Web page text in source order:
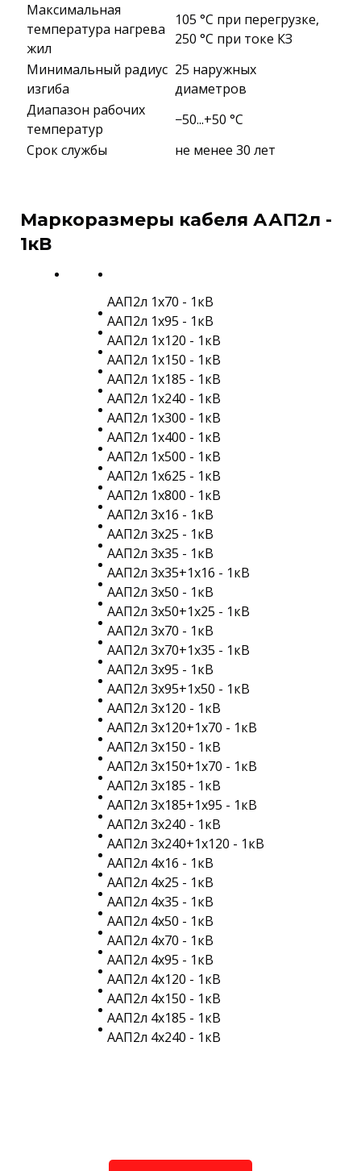
Максимальная
температура нагрева
жил
105 °C при перегрузке,
250 °C при токе КЗ
Минимальный радиус
изгиба
25 наружных
диаметров
Диапазон рабочих
температур
−50...+50 °C
Срок службы
не менее 30 лет
Маркоразмеры кабеля ААП2л -
1кВ
ААП2л 1х70 - 1кВ
ААП2л 1х95 - 1кВ
ААП2л 1х120 - 1кВ
ААП2л 1х150 - 1кВ
ААП2л 1х185 - 1кВ
ААП2л 1х240 - 1кВ
ААП2л 1х300 - 1кВ
ААП2л 1х400 - 1кВ
ААП2л 1х500 - 1кВ
ААП2л 1х625 - 1кВ
ААП2л 1х800 - 1кВ
ААП2л 3х16 - 1кВ
ААП2л 3х25 - 1кВ
ААП2л 3х35 - 1кВ
ААП2л 3х35+1х16 - 1кВ
ААП2л 3х50 - 1кВ
ААП2л 3х50+1х25 - 1кВ
ААП2л 3х70 - 1кВ
ААП2л 3х70+1х35 - 1кВ
ААП2л 3х95 - 1кВ
ААП2л 3х95+1х50 - 1кВ
ААП2л 3х120 - 1кВ
ААП2л 3х120+1х70 - 1кВ
ААП2л 3х150 - 1кВ
ААП2л 3х150+1х70 - 1кВ
ААП2л 3х185 - 1кВ
ААП2л 3х185+1х95 - 1кВ
ААП2л 3х240 - 1кВ
ААП2л 3х240+1х120 - 1кВ
ААП2л 4х16 - 1кВ
ААП2л 4х25 - 1кВ
ААП2л 4х35 - 1кВ
ААП2л 4х50 - 1кВ
ААП2л 4х70 - 1кВ
ААП2л 4х95 - 1кВ
ААП2л 4х120 - 1кВ
ААП2л 4х150 - 1кВ
ААП2л 4х185 - 1кВ
ААП2л 4х240 - 1кВ